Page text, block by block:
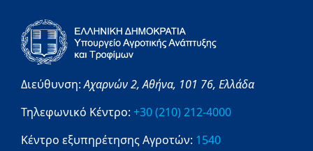
Διεύθυνση:Αχαρνών 2,Αθήνα, 101 76, Ελλάδα
Τηλεφωνικό Κέντρο: +30 (210) 212-4000
Κέντρο εξυπηρέτησης Αγροτών: 1540